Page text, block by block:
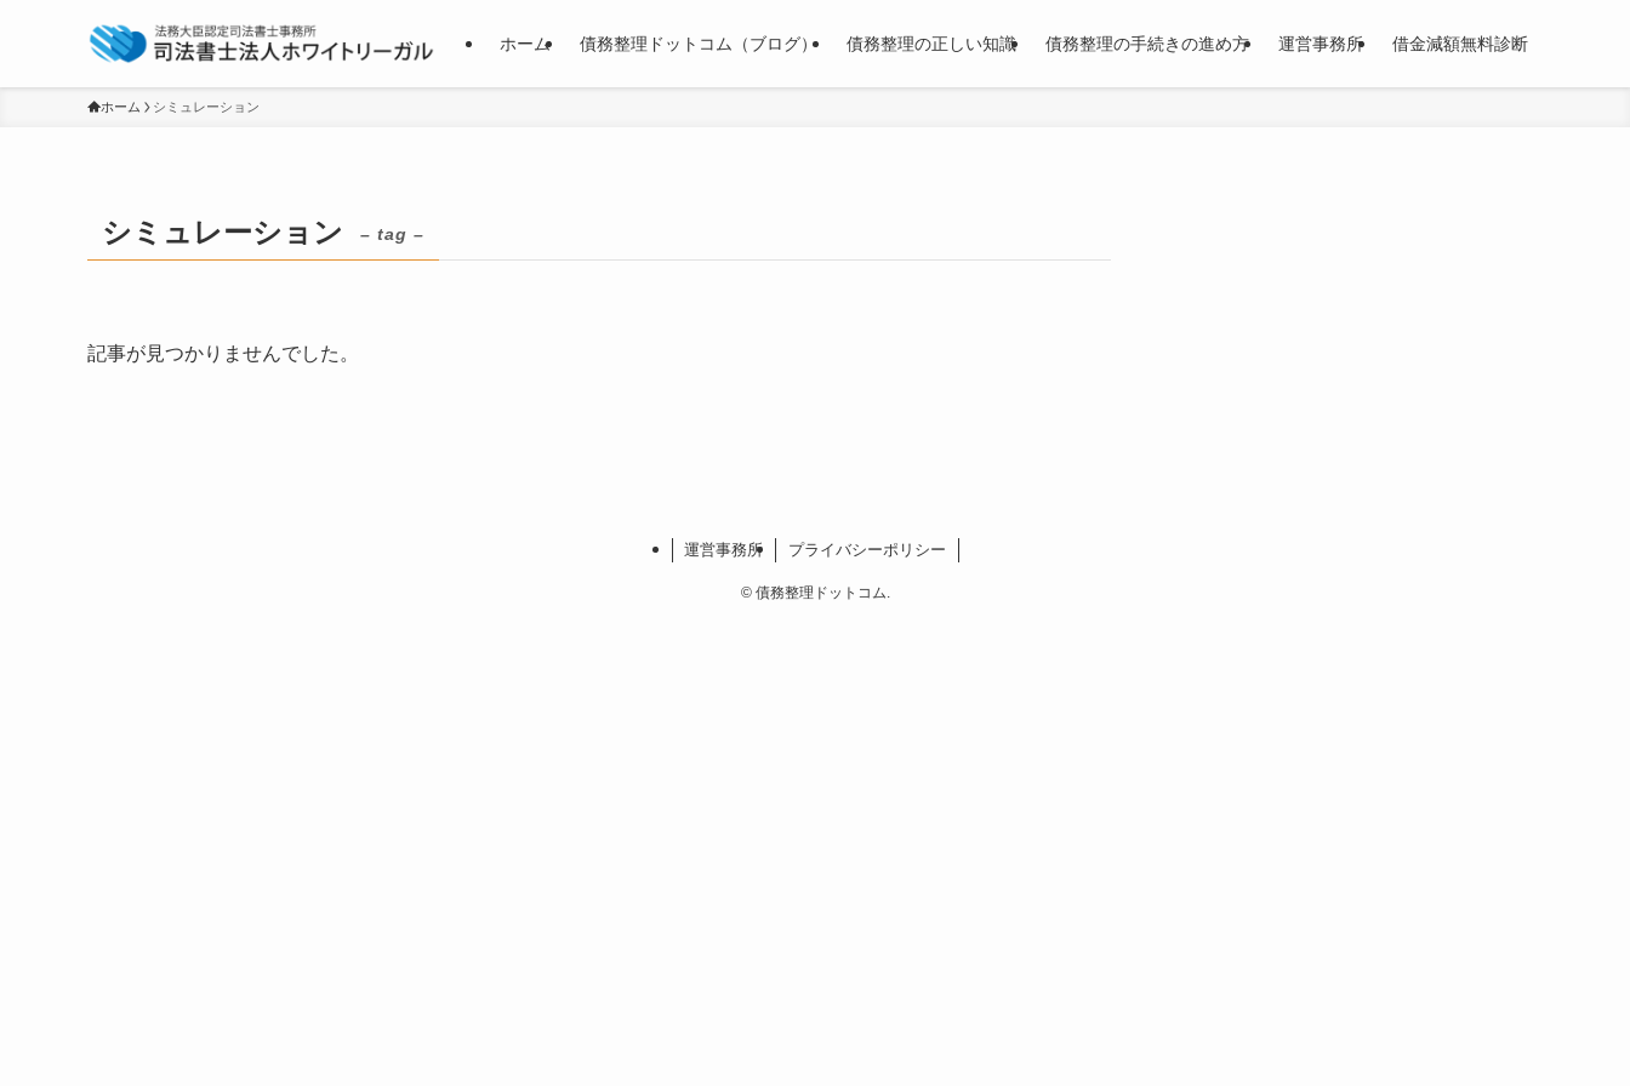
ホーム 債務整理ドットコム（ブログ） 債務整理の正しい知識 債務整理の手続きの進め方 運営事務所 借金減額無料診断
ホーム シミュレーション
シミュレーション – tag –
記事が見つかりませんでした。
運営事務所 プライバシーポリシー
©債務整理ドットコム.